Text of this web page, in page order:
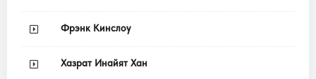
Фрэнк Кинслоу
Хазрат Инайят Хан